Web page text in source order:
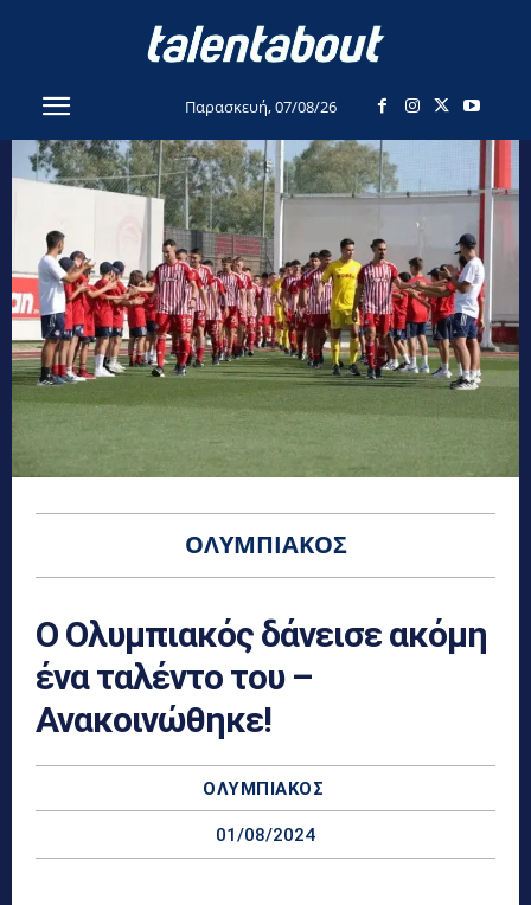
Παρασκευή, 07/08/26
ΟΛΥΜΠΙΑΚΌΣ
Ο Ολυμπιακός δάνεισε ακόμη
ένα ταλέντο του –
Ανακοινώθηκε!
ΟΛΥΜΠΙΑΚΌΣ
01/08/2024